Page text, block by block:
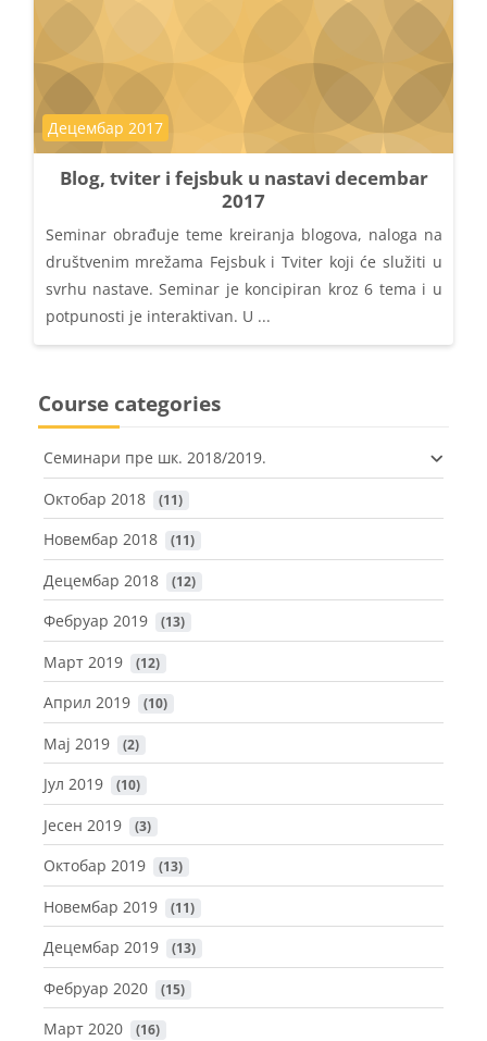
Blog, tviter i fejsbuk u nastavi decembar
2017
Course category
Децембар 2017
Seminar obrađuje teme kreiranja blogova, naloga na
društvenim mrežama Fejsbuk i Tviter koji će služiti u
svrhu nastave. Seminar je koncipiran kroz 6 tema i u
potpunosti je interaktivan. U ...
Course categories
Семинари пре шк. 2018/2019.
Октобар 2018
(11)
Новембар 2018 (11)
Децембар 2018 (12)
Фебруар 2019 (13)
Март 2019 (12)
Април 2019 (10)
Maj 2019 (2)
Јул 2019 (10)
Јесен 2019 (3)
Октобар 2019 (13)
Новембар 2019 (11)
Децембар 2019 (13)
Фебруар 2020 (15)
Март 2020 (16)